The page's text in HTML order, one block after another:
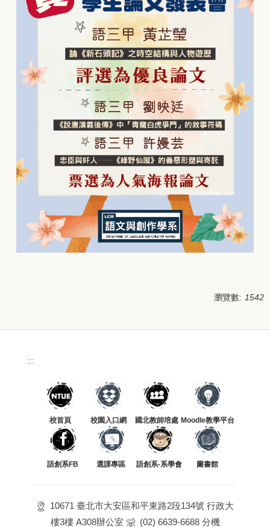
瀏覽數: 1542
:::
校首頁 校園入口網 國北教師培處 Moodle教學平台
語創系FB 選課專區 語創系-系學會 圖書館
10671 臺北市大安區和平東路2段134號 行政大
樓3樓 A308辦公室
(02) 6639-6688 分機